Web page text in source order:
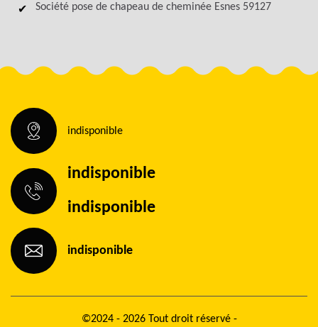
Société pose de chapeau de cheminée Esnes 59127
indisponible
indisponible
indisponible
indisponible
©2024 - 2026 Tout droit réservé -